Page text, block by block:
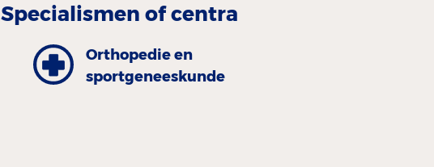
Specialismen of centra
Orthopedie en
sportgeneeskunde